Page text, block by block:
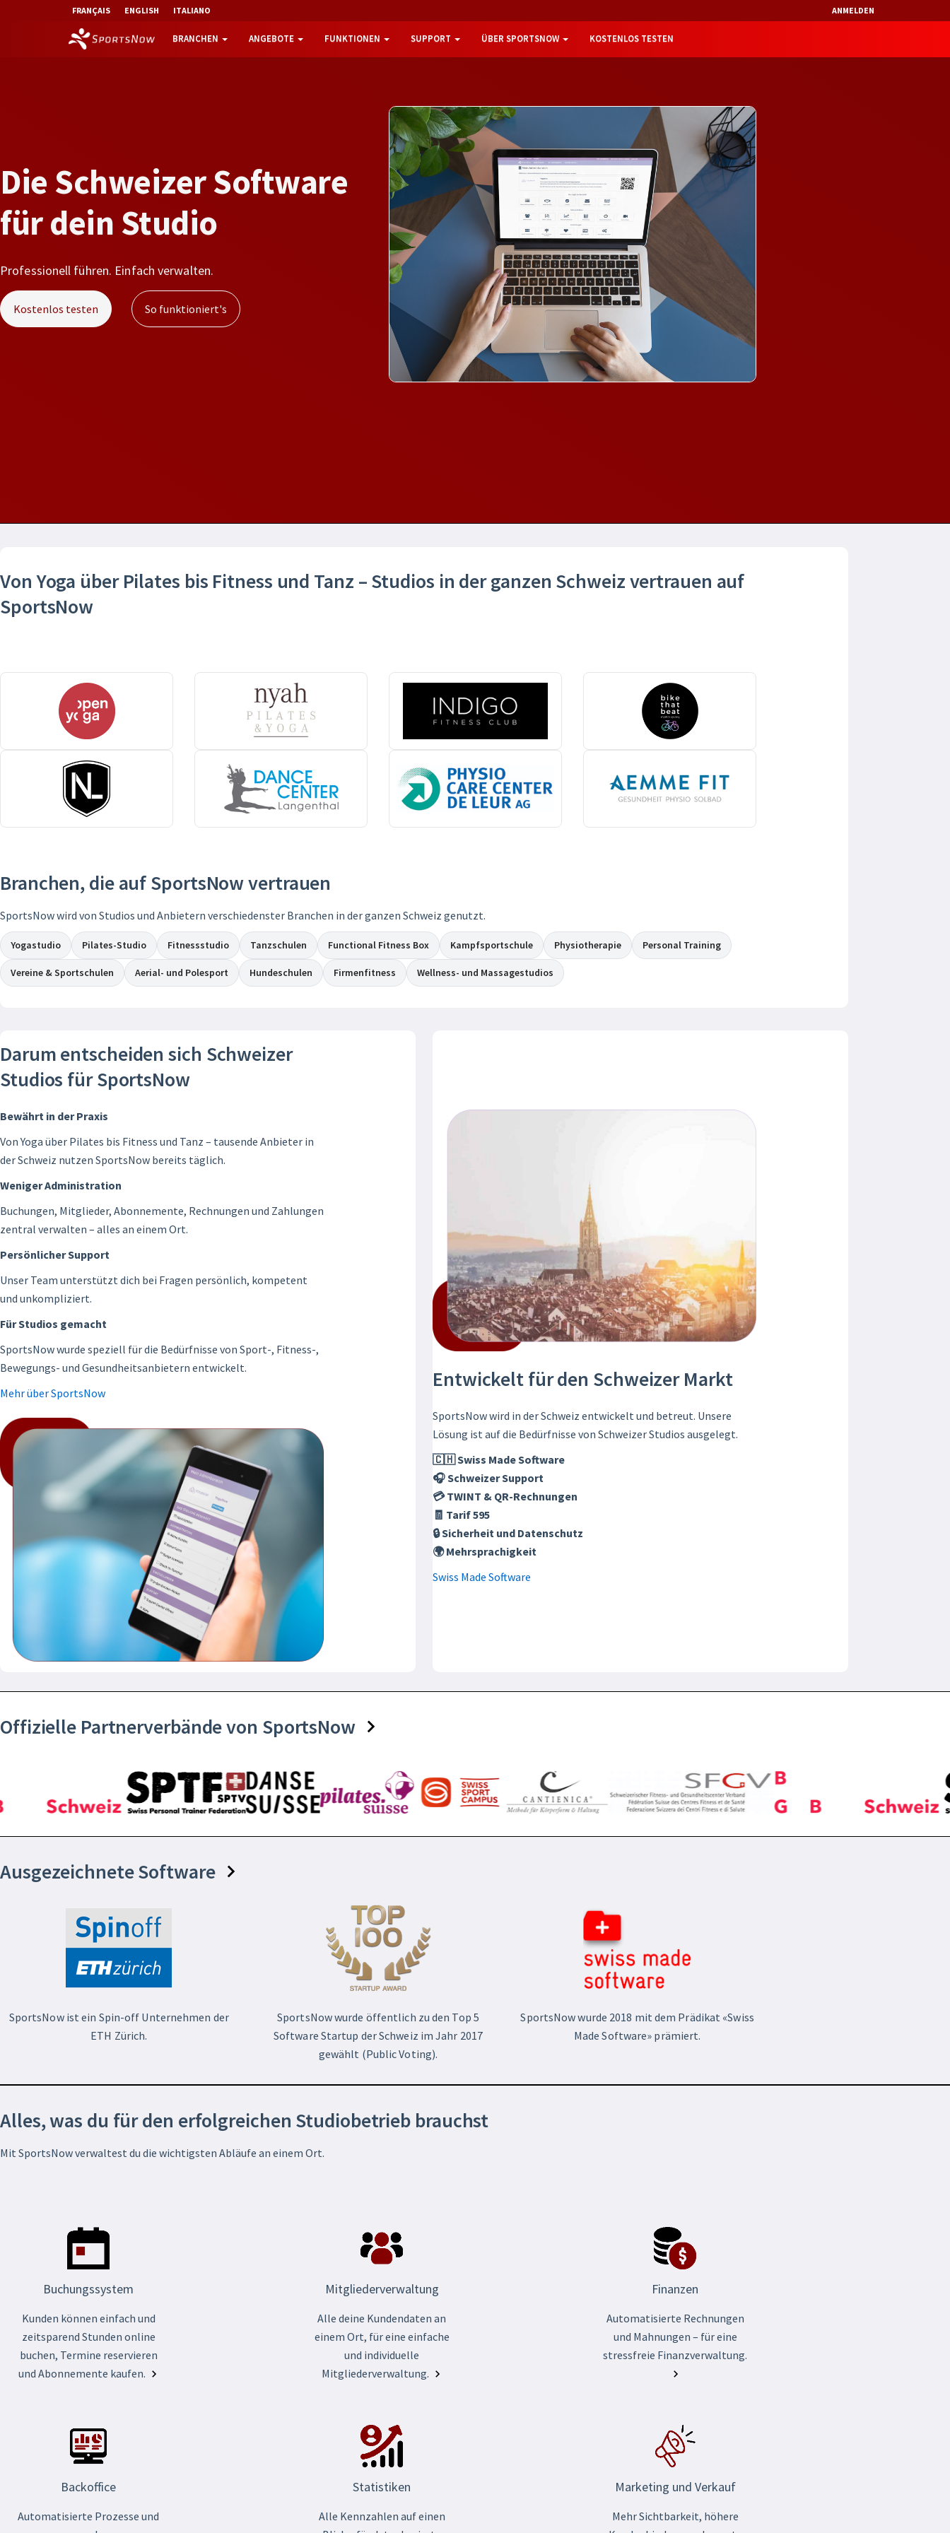
FRANÇAIS ENGLISH ITALIANO ANMELDEN
BRANCHEN ANGEBOTE FUNKTIONEN SUPPORT ÜBER SPORTSNOW KOSTENLOS TESTEN
Die SchweizerSoftware
fürdein Studio
Professionell führen. Einfach verwalten.
Kostenlos testen So funktioniert's
Von Yoga über Pilates bis Fitness und Tanz – Studios in der ganzen Schweiz vertrauen auf
SportsNow
Branchen, die auf SportsNow vertrauen
SportsNow wird von Studios und Anbietern verschiedenster Branchen in der ganzen Schweiz genutzt.
Yogastudio Pilates-Studio Fitnessstudio Tanzschulen Functional Fitness Box Kampfsportschule Physiotherapie Personal Training
Vereine & Sportschulen Aerial- und Polesport Hundeschulen Firmenfitness Wellness- und Massagestudios
Darum entscheiden sich Schweizer
Studios für SportsNow
Bewährt in der Praxis
Von Yoga über Pilates bis Fitness und Tanz – tausende Anbieter in
der Schweiz nutzen SportsNow bereits täglich.
Weniger Administration
Buchungen, Mitglieder, Abonnemente, Rechnungen und Zahlungen
zentral verwalten – alles an einem Ort.
Persönlicher Support
Unser Team unterstützt dich bei Fragen persönlich, kompetent
und unkompliziert.
Für Studios gemacht
SportsNow wurde speziell für die Bedürfnisse von Sport-, Fitness-,
Bewegungs- und Gesundheitsanbietern entwickelt.
Mehr über SportsNow
Entwickelt für den Schweizer Markt
SportsNow wird in der Schweiz entwickelt und betreut. Unsere
Lösung ist auf die Bedürfnisse von Schweizer Studios ausgelegt.
🇨🇭 Swiss Made Software
🎧 Schweizer Support
💳 TWINT & QR-Rechnungen
🧾 Tarif 595
🔒 Sicherheit und Datenschutz
🌍 Mehrsprachigkeit
Swiss Made Software
Offizielle Partnerverbände von SportsNow
Ausgezeichnete Software
SportsNow ist ein Spin-off Unternehmen der
ETH Zürich.
SportsNow wurde öffentlich zu den Top 5
Software Startup der Schweiz im Jahr 2017
gewählt (Public Voting).
SportsNow wurde 2018 mit dem Prädikat «Swiss
Made Software» prämiert.
Alles, was du für den erfolgreichen Studiobetrieb brauchst
Mit SportsNow verwaltest du die wichtigsten Abläufe an einem Ort.
Buchungssystem
Kunden können einfach und
zeitsparend Stunden online
buchen, Termine reservieren
und Abonnemente kaufen.
Mitgliederverwaltung
Alle deine Kundendaten an
einem Ort, für eine einfache
und individuelle
Mitgliederverwaltung.
Finanzen
Automatisierte Rechnungen
und Mahnungen – für eine
stressfreie Finanzverwaltung.
Backoffice
Automatisierte Prozesse und
Statistiken
Alle Kennzahlen auf einen
Marketing und Verkauf
Mehr Sichtbarkeit, höhere